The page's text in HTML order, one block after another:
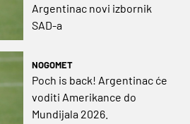
Argentinac novi izbornik
SAD-a
NOGOMET
Poch is back! Argentinac će
voditi Amerikance do
Mundijala 2026.